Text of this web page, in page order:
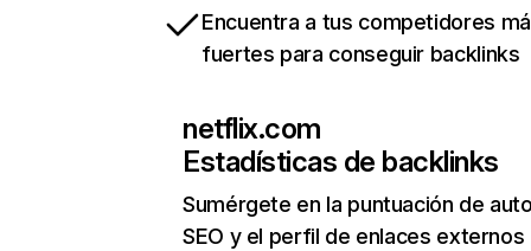
Encuentra a tus competidores
fuertes para conseguir backlinks
netflix.com
Estadísticas de backlinks
Sumérgete en la puntuación de
SEO y el perfil de enlaces externos